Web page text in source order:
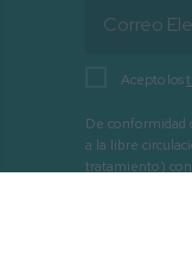
Acepto los
De conformidad
a la libre
tratamiento) con